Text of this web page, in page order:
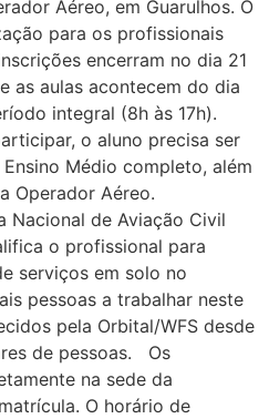
Aéreo, em Guarulhos. O
para os profissionais
encerram no dia 21
aulas acontecem do dia
integral (8h às 17h).
o aluno precisa ser
Médio completo, além
Operador Aéreo.
Nacional de Aviação Civil
o profissional para
serviços em solo no
pessoas a trabalhar neste
pela Orbital/WFS desde
de pessoas. Os
na sede da
O horário de